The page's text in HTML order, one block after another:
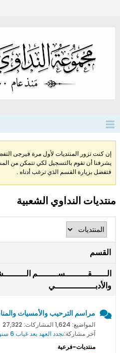
إن كنت تزور المنتديات لأول مرة فيرجى
يشرفنا أن تقوم بالتسجيل لكي تتمكن من
فتفضل بزيارة القسم الذي ترغب أدناه .
منتديات النداوي الشعبية
القسم
الــــــقـــــــــســــــــم
والأدبــــــــــــــــي
مراسم الترحيب والأمسيات
المواضيع: 1,624 المشاركات: 27,322
آخر مشاركة:نجدد العهد بعد غياب 6 سنوات
منتديات-فرعية